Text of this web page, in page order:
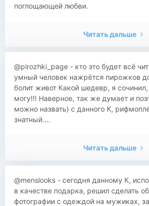
поглощающей любви.
Читать дальше
@pirozhki_page - кто это будет всё
умный человек нажрётся пирожков
болит живот Какой шедевр, я
могу!!! Наверное, так же думает и
можно назвать) с данного К,
знатный....
Читать дальше
@menslooks - сегодня данному К,
в качестве подарка, решил сделать
фотографии с одеждой на мужиках,